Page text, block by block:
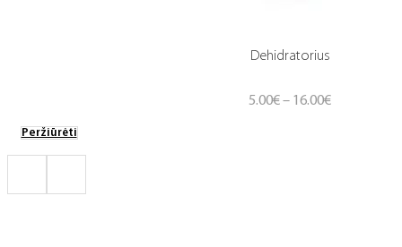
Dehidratorius
5.00€ – 16.00€Price
Peržiūrėti